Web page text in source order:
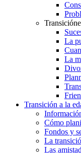
La
La
Transición a la
Cómo
Fondos y
La
Las